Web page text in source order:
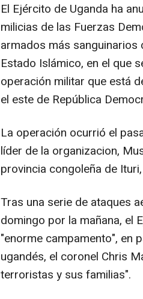
El Ejército de Uganda ha
milicias de las Fuerzas
armados más sanguinarios
Estado Islámico, en el que
operación militar que está
el este de República
La operación ocurrió el
líder de la organizacion,
provincia congoleña de
Tras una serie de ataques
domingo por la mañana, el
"enorme campamento", en
ugandés, el coronel Chris
terroristas y sus familias".